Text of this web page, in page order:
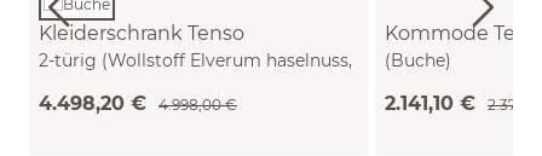
Kleiderschrank Tenso
2-türig (Wollstoff Elverum haselnuss,
4.498,20 € 4.998,00 €
Kommode
(Buche)
2.141,10 €